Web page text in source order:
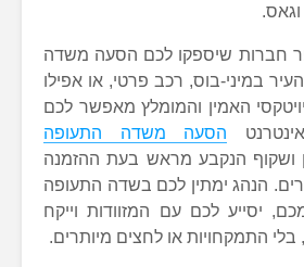
חברות שיספקו לכם הסעה משדה
במיני-בוס, רכב פרטי, או אפילו
האמין והמומלץ מאפשר לכם
הסעה משדה התעופה
ושקוף הנקבע מראש בעת ההזמנה
הנהג ימתין לכם בשדה התעופה
יסייע לכם עם המזוודות וייקח
בלי התמקחויות או לחצים מיותרים.